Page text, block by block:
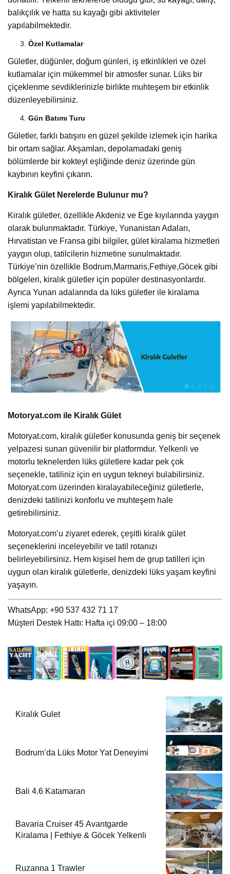
balıkçılık ve hatta su kayağı gibi aktiviteler
yapılabilmektedir.
Özel Kutlamalar
Gületler, düğünler, doğum günleri, iş etkinlikleri ve özel
kutlamalar için mükemmel bir atmosfer sunar. Lüks bir
çiçeklenme sevdiklerinizle birlikte muhteşem bir etkinlik
düzenleyebilirsiniz.
Gün Batımı Turu
Gületler, farklı batışını en güzel şekilde izlemek için harika
bir ortam sağlar. Akşamları, depolamadaki geniş
bölümlerde bir kokteyl eşliğinde deniz üzerinde gün
kaybının keyfini çıkarın.
Kiralık Gület Nerelerde Bulunur mu?
Kiralık gületler, özellikle Akdeniz ve Ege kıyılarında yaygın
olarak bulunmaktadır. Türkiye, Yunanistan Adaları,
Hırvatistan ve Fransa gibi bilgiler, gület kiralama hizmetleri
yaygın olup, tatilcilerin hizmetine sunulmaktadır.
Türkiye’nin özellikle Bodrum,Marmaris,Fethiye,Göcek gibi
bölgeleri, kiralık gületler için popüler destinasyonlardır.
Ayrıca Yunan adalarında da lüks gületler ile kiralama
işlemi yapılabilmektedir.
Motoryat.com ile Kiralık Gület
Motoryat.com, kiralık gületler konusunda geniş bir seçenek
yelpazesi sunan güvenilir bir platformdur. Yelkenli ve
motorlu teknelerden lüks gületlere kadar pek çok
seçenekle, tatiliniz için en uygun tekneyi bulabilirsiniz.
Motoryat.com üzerinden kiralayabileceğiniz gületlerle,
denizdeki tatilinizi konforlu ve muhteşem hale
getirebilirsiniz.
Motoryat.com’u ziyaret ederek, çeşitli kiralık gület
seçeneklerini inceleyebilir ve tatil rotanızı
belirleyebilirsiniz. Hem kişisel hem de grup tatilleri için
uygun olan kiralık gületlerle, denizdeki lüks yaşam keyfini
yaşayın.
WhatsApp: +90 537 432 71 17
Müşteri Destek Hattı: Hafta içi 09:00 – 18:00
Kiralık Gulet
Bodrum’da Lüks Motor Yat Deneyimi
Bali 4.6 Katamaran
Bavaria Cruiser 45 Avantgarde
Kiralama | Fethiye & Göcek Yelkenli
Ruzanna 1 Trawler